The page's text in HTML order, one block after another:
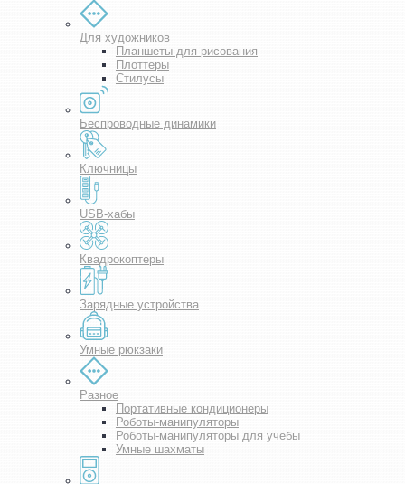
Для художников
Планшеты для рисования
Плоттеры
Стилусы
Беспроводные динамики
Ключницы
USB-хабы
Квадрокоптеры
Зарядные устройства
Умные рюкзаки
Разное
Портативные кондиционеры
Роботы-манипуляторы
Роботы-манипуляторы для учебы
Умные шахматы